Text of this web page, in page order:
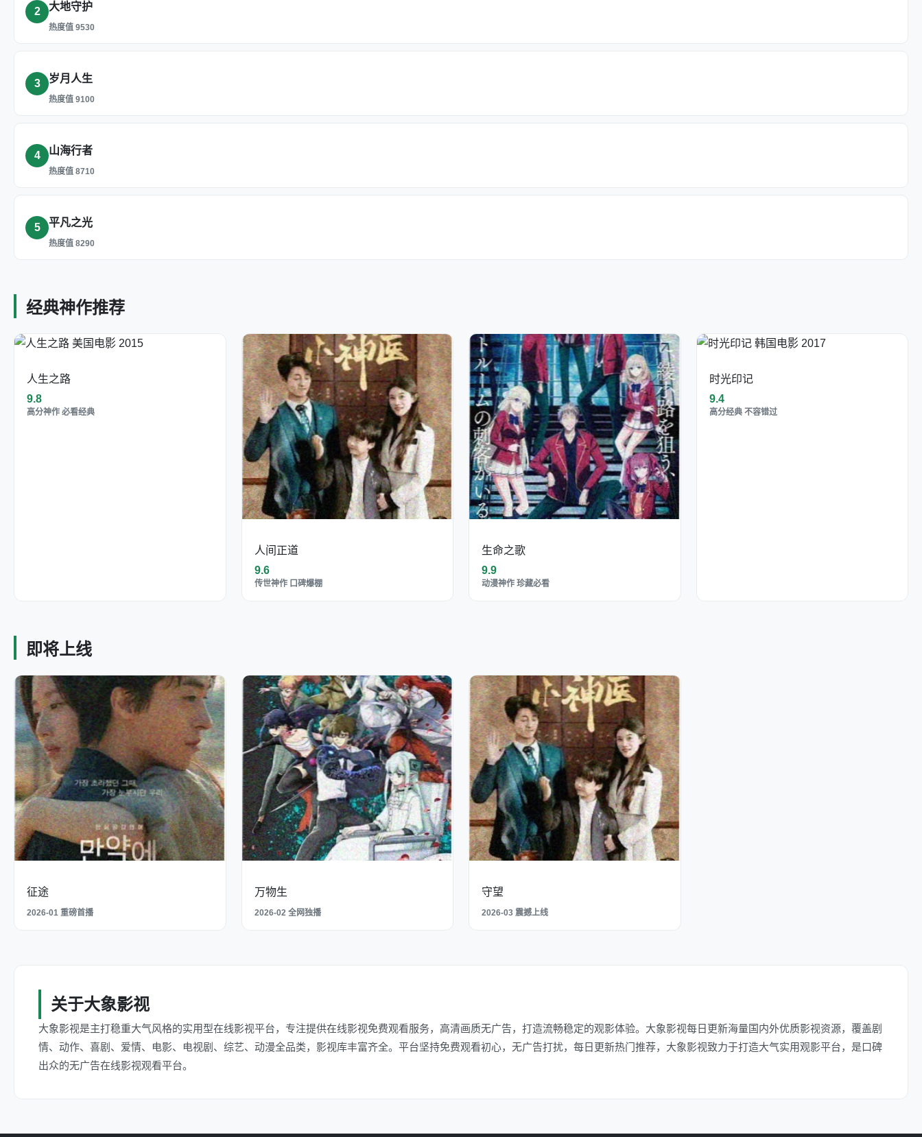
2 大地守护
热度值 9530
3 岁月人生
热度值 9100
4 山海行者
热度值 8710
5 平凡之光
热度值 8290
经典神作推荐
人生之路
9.8
高分神作 必看经典
人间正道
9.6
传世神作 口碑爆棚
生命之歌
9.9
动漫神作 珍藏必看
时光印记
9.4
高分经典 不容错过
即将上线
征途
2026-01 重磅首播
万物生
2026-02 全网独播
守望
2026-03 震撼上线
关于大象影视
大象影视是主打稳重大气风格的实用型在线影视平台，专注提供在线影视免费观看服务，高清画质无广告，打造流畅稳定的观影体验。大象影视每日更新海量国内外优质影视资源，覆盖剧
情、动作、喜剧、爱情、电影、电视剧、综艺、动漫全品类，影视库丰富齐全。平台坚持免费观看初心，无广告打扰，每日更新热门推荐，大象影视致力于打造大气实用观影平台，是口碑
出众的无广告在线影视观看平台。